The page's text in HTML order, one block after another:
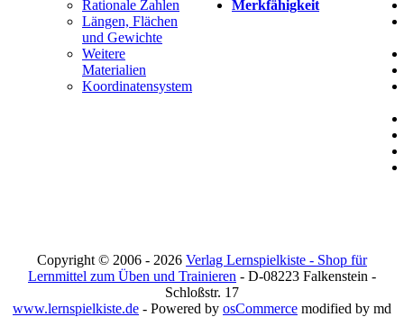
Rationale Zahlen
Längen, Flächen
und Gewichte
Weitere
Materialien
Koordinatensystem
Merkfähigkeit
Copyright © 2006 - 2026 Verlag Lernspielkiste - Shop für
Lernmittel zum Üben und Trainieren - D-08223 Falkenstein -
Schloßstr. 17
www.lernspielkiste.de - Powered by osCommerce modified by md